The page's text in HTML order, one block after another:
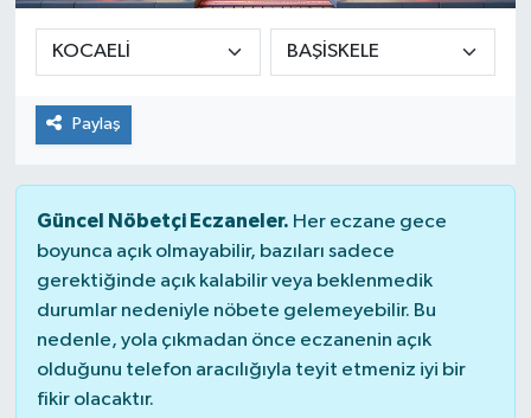
Paylaş
Güncel Nöbetçi Eczaneler. Her eczane gece
boyunca açık olmayabilir, bazıları sadece
gerektiğinde açık kalabilir veya beklenmedik
durumlar nedeniyle nöbete gelemeyebilir. Bu
nedenle, yola çıkmadan önce eczanenin açık
olduğunu telefon aracılığıyla teyit etmeniz iyi bir
fikir olacaktır.